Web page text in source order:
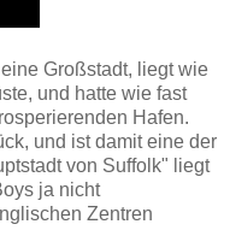
Großstadt, liegt wie
und hatte wie fast
Hafen.
und ist damit eine der
von Suffolk" liegt
ja nicht
Zentren